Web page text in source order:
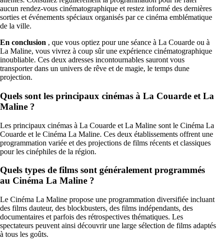
aucun rendez-vous cinématographique et restez informé des dernières
sorties et événements spéciaux organisés par ce cinéma emblématique
de la ville.
En conclusion , que vous optiez pour une séance à La Couarde ou à
La Maline, vous vivrez à coup sûr une expérience cinématographique
inoubliable. Ces deux adresses incontournables sauront vous
transporter dans un univers de rêve et de magie, le temps dune
projection.
Quels sont les principaux cinémas à La Couarde et La
Maline ?
Les principaux cinémas à La Couarde et La Maline sont le Cinéma La
Couarde et le Cinéma La Maline. Ces deux établissements offrent une
programmation variée et des projections de films récents et classiques
pour les cinéphiles de la région.
Quels types de films sont généralement programmés
au Cinéma La Maline ?
Le Cinéma La Maline propose une programmation diversifiée incluant
des films dauteur, des blockbusters, des films indépendants, des
documentaires et parfois des rétrospectives thématiques. Les
spectateurs peuvent ainsi découvrir une large sélection de films adaptés
à tous les goûts.